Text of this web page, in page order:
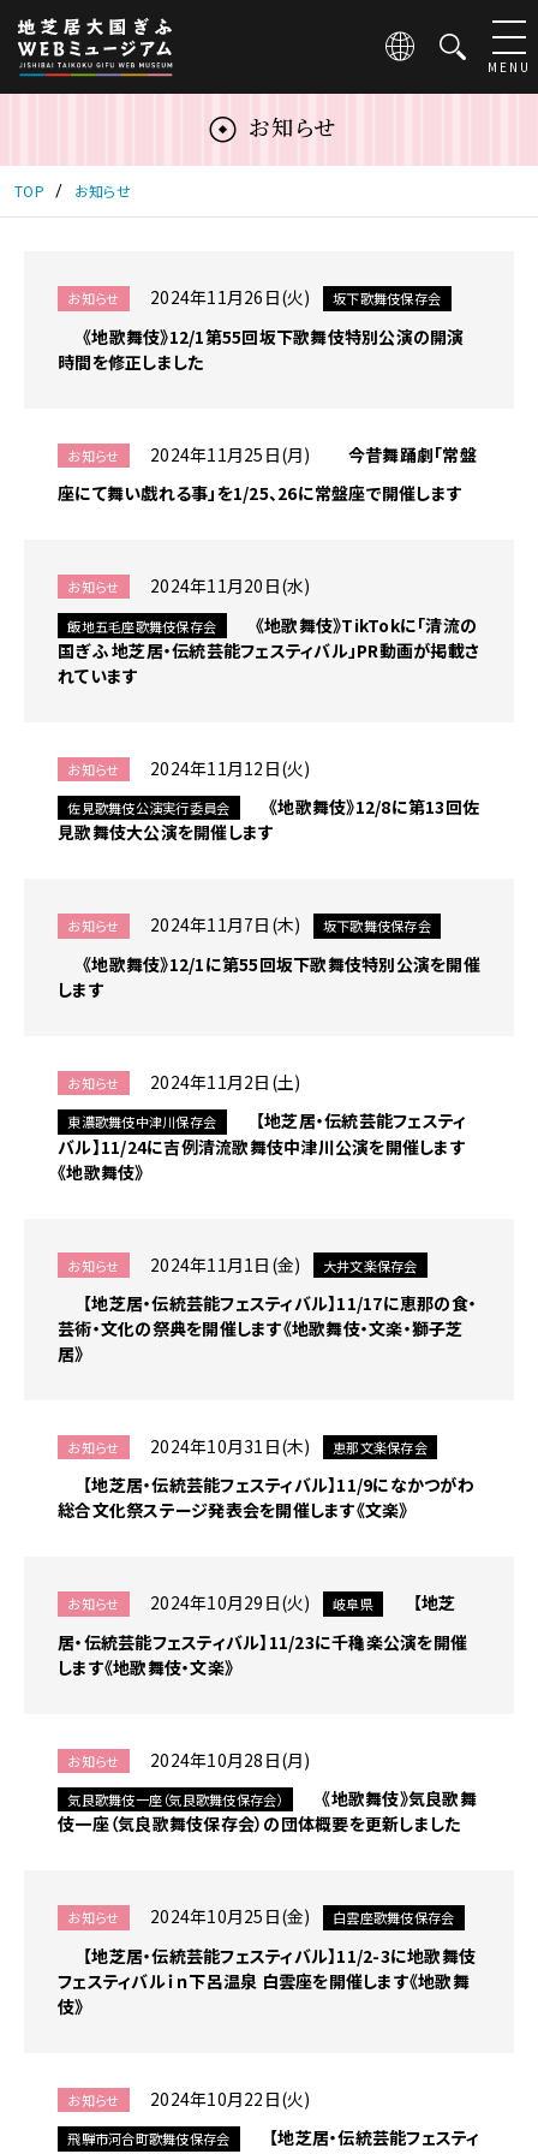
ー
地
芝
居
こ
の
ー
本
文
移
ュ
ー
へ
移
MENU
お知らせ
TOP お知らせ
お知らせ 2024年11月26日(火) 坂下歌舞伎保存会
《地歌舞伎》12/1第55回坂下歌舞伎特別公演の開演
時間を修正しました
お知らせ 2024年11月25日(月)
今昔舞踊劇「常盤
座にて舞い戯れる事」を1/25、26に常盤座で開催します
お知らせ 2024年11月20日(水)
飯地五毛座歌舞伎保存会
《地歌舞伎》TikTokに「清流の
国ぎふ 地芝居・伝統芸能フェスティバル」PR動画が掲載さ
れています
お知らせ 2024年11月12日(火)
佐見歌舞伎公演実行委員会
《地歌舞伎》12/8に第13回佐
見歌舞伎大公演を開催します
お知らせ 2024年11月7日(木) 坂下歌舞伎保存会
《地歌舞伎》12/1に第55回坂下歌舞伎特別公演を開催
します
お知らせ 2024年11月2日(土)
東濃歌舞伎中津川保存会
【地芝居・伝統芸能フェスティ
バル】11/24に吉例清流歌舞伎中津川公演を開催します
《地歌舞伎》
お知らせ 2024年11月1日(金) 大井文楽保存会
【地芝居・伝統芸能フェスティバル】11/17に恵那の食・
芸術・文化の祭典を開催します《地歌舞伎・文楽・獅子芝
居》
お知らせ 2024年10月31日(木) 恵那文楽保存会
【地芝居・伝統芸能フェスティバル】11/9になかつがわ
総合文化祭ステージ発表会を開催します《文楽》
お知らせ 2024年10月29日(火) 岐阜県
【地芝
居・伝統芸能フェスティバル】11/23に千龝楽公演を開催
します《地歌舞伎・文楽》
お知らせ 2024年10月28日(月)
気良歌舞伎一座（気良歌舞伎保存会）
《地歌舞伎》気良歌舞
伎一座（気良歌舞伎保存会）の団体概要を更新しました
お知らせ 2024年10月25日(金) 白雲座歌舞伎保存会
【地芝居・伝統芸能フェスティバル】11/2-3に地歌舞伎
フェスティバルｉｎ下呂温泉 白雲座を開催します《地歌舞
伎》
お知らせ 2024年10月22日(火)
飛騨市河合町歌舞伎保存会
【地芝居・伝統芸能フェスティ